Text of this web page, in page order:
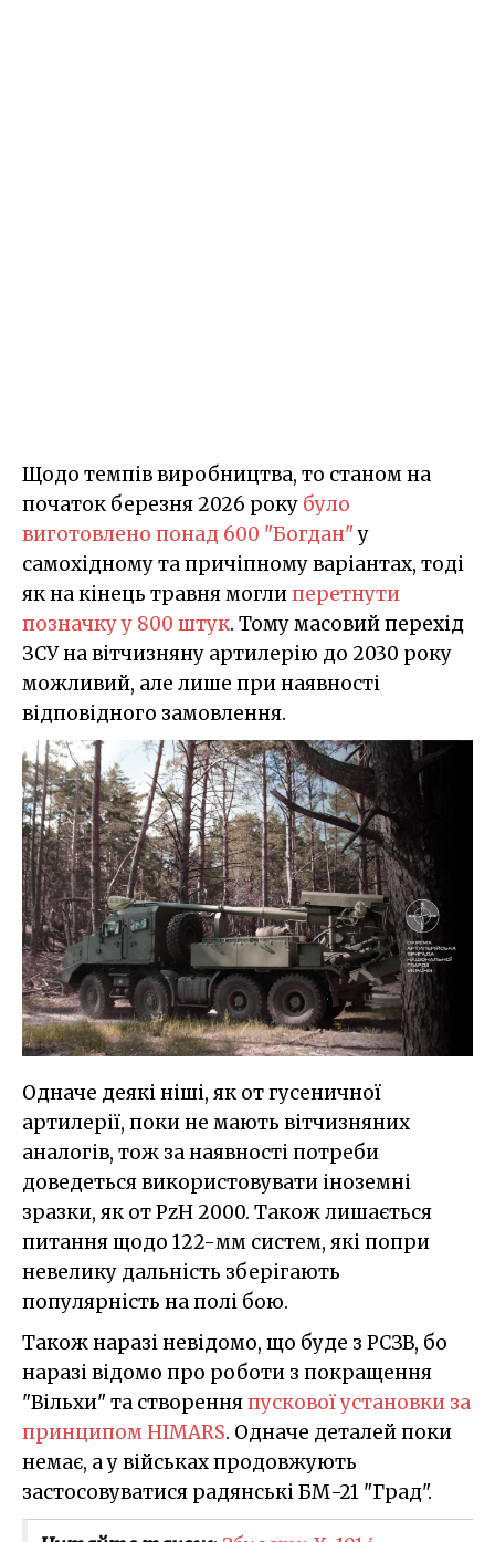
Щодо темпів виробництва, то станом на
початок березня 2026 року було
виготовлено понад 600 "Богдан"у
самохідному та причіпному варіантах, тоді
як на кінець травня моглиперетнути
позначку у 800 штук. Тому масовий перехід
ЗСУ на вітчизняну артилерію до 2030 року
можливий, але лише при наявності
відповідного замовлення.
Одначе деякі ніші, як от гусеничної
артилерії, поки не мають вітчизняних
аналогів, тож за наявності потреби
доведеться використовувати іноземні
зразки, як от PzH 2000. Також лишається
питання щодо 122-мм систем, які попри
невелику дальність зберігають
популярність на полі бою.
Також наразі невідомо, що буде з РСЗВ, бо
наразі відомо про роботи з покращення
"Вільхи" та створенняпускової установки за
принципом HIMARS. Одначе деталей поки
немає, а у військах продовжують
застосовуватися радянські БМ-21 "Град".